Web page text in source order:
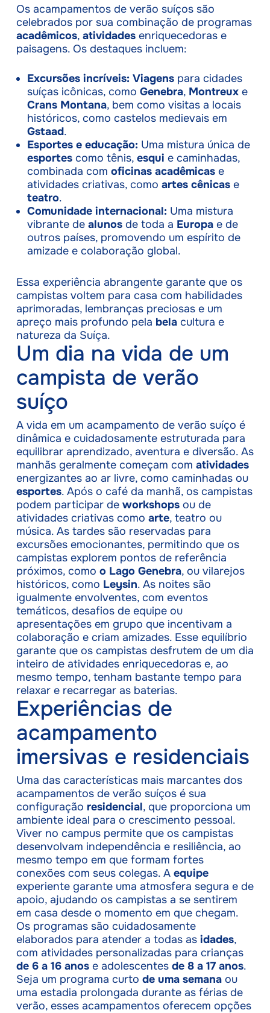
Os acampamentos de verão suíços são
celebrados por sua combinação de programas
acadêmicos, atividadesenriquecedoras e
paisagens. Os destaques incluem:
Excursões incríveis: Viagenspara cidades
suíças icônicas, como Genebra, Montreuxe
Crans Montana, bem como visitas a locais
históricos, como castelos medievais em
Gstaad.
Esportes e educação: Uma mistura única de
esportescomo tênis, esqui e caminhadas,
combinada com oficinas acadêmicase
atividades criativas, como artes cênicase
teatro.
Comunidade internacional: Uma mistura
vibrante de alunosde toda a Europae de
outros países, promovendo um espírito de
amizade e colaboração global.
Essa experiência abrangente garante que os
campistas voltem para casa com habilidades
aprimoradas, lembranças preciosas e um
apreço mais profundo pela belacultura e
natureza da Suíça.
Um dia na vida de um
campista de verão
suíço
A vida em um acampamento de verão suíço é
dinâmica e cuidadosamente estruturada para
equilibrar aprendizado, aventura e diversão. As
manhãs geralmente começam com atividades
energizantes ao ar livre, como caminhadas ou
esportes. Após o café da manhã, os campistas
podem participar de workshopsou de
atividades criativas como arte, teatro ou
música. As tardes são reservadas para
excursões emocionantes, permitindo que os
campistas explorem pontos de referência
próximos, como o Lago Genebra, ou vilarejos
históricos, como Leysin. As noites são
igualmente envolventes, com eventos
temáticos, desafios de equipe ou
apresentações em grupo que incentivam a
colaboração e criam amizades. Esse equilíbrio
garante que os campistas desfrutem de um dia
inteiro de atividades enriquecedoras e, ao
mesmo tempo, tenham bastante tempo para
relaxar e recarregar as baterias.
Experiências de
acampamento
imersivas e residenciais
Uma das características mais marcantes dos
acampamentos de verão suíços é sua
configuração residencial, que proporciona um
ambiente ideal para o crescimento pessoal.
Viver no campus permite que os campistas
desenvolvam independência e resiliência, ao
mesmo tempo em que formam fortes
conexões com seus colegas. A equipe
experiente garante uma atmosfera segura e de
apoio, ajudando os campistas a se sentirem
em casa desde o momento em que chegam.
Os programas são cuidadosamente
elaborados para atender a todas as idades,
com atividades personalizadas para crianças
de 6 a 16 anose adolescentes de 8 a 17 anos.
Seja um programa curto de uma semanaou
uma estadia prolongada durante as férias de
verão, esses acampamentos oferecem opções